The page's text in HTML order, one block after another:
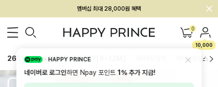
회원전용 아울렛, 가입하면 ~60% 할인!
멤버십 최대 28,000원 혜택 0
10,000
26SS 신상 BEST BABY[6~12M] 하의/레깅스
HAPPY PRINCE
네이버로 로그인하면 Npay 포인트1%추가 지급!